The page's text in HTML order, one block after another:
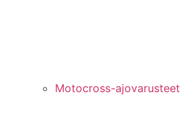
Motocross-ajovarusteet